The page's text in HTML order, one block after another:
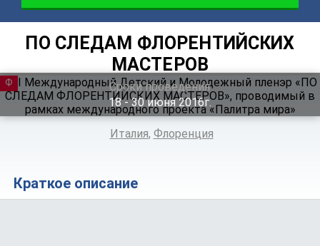
ПО СЛЕДАМ ФЛОРЕНТИЙСКИХ
МАСТЕРОВ
Сроки проведения
18 ‐ 30июня 2016г.
ФЕСТИВАЛЬ
Италия, Флоренция
Краткое описание